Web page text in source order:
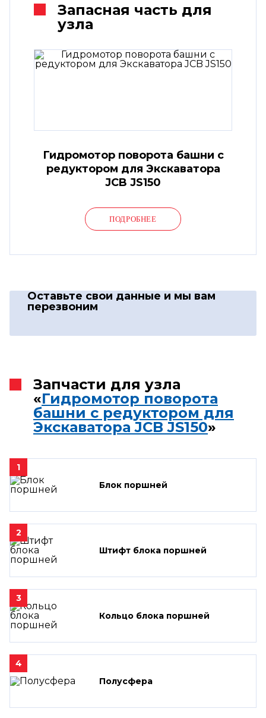
Запасная часть для
узла
Гидромотор поворота башни с
редуктором для Экскаватора
JCB JS150
ПОДРОБНЕЕ
Оставьте свои данные и мы вам
перезвоним
Запчасти для узла
«Гидромотор поворота
башни с редуктором для
Экскаватора JCB JS150»
1
Блок поршней
2
Штифт блока поршней
3
Кольцо блока поршней
4
Полусфера